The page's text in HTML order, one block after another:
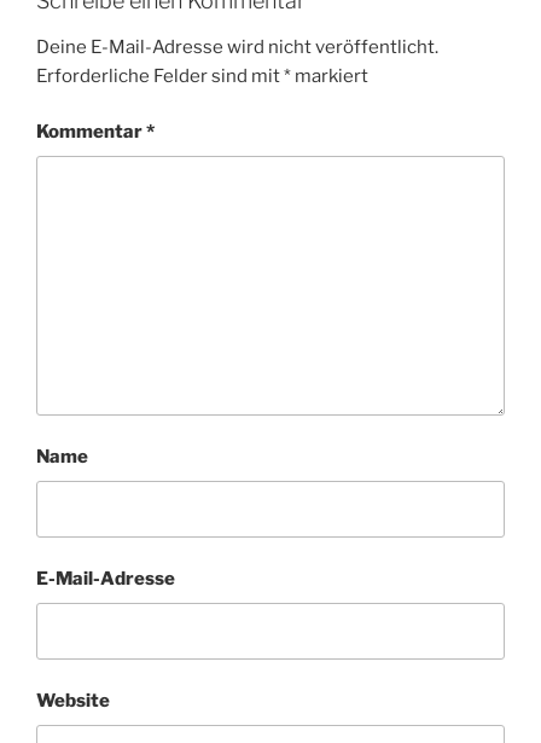
Deine E-Mail-Adresse wird nicht veröffentlicht.
Erforderliche Felder sind mit* markiert
Kommentar*
Name
E-Mail-Adresse
Website